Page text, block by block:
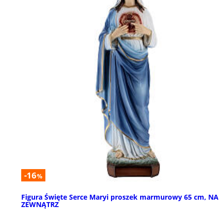
-16%
Figura Święte Serce Maryi proszek marmurowy 65 cm, NA
ZEWNĄTRZ